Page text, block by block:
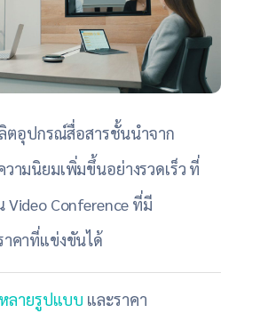
ตอุปกรณ์สื่อสารชั้นนำจาก
ามนิยมเพิ่มขึ้นอย่างรวดเร็ว ที่
Conference ที่มี
คาที่แข่งขันได้
ลายรูปแบบ และราคา